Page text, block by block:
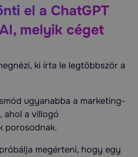
el a ChatGPT
melyik céget
ki írta le legtöbbször a
ugyanabba a marketing-
ahol a villogó
porosodnak.
megérteni, hogy egy